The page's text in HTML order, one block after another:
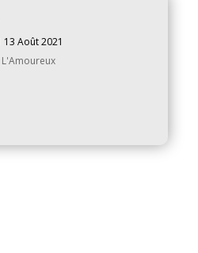
13 Août 2021
L'Amoureux